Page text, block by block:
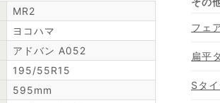
MR2
ヨコハマ
アドバン A052
195/55R15
595mm
フェ
扁平
Sタ